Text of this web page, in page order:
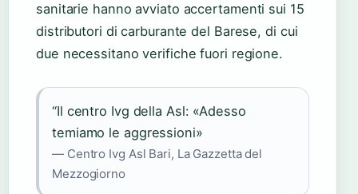
sanitarie hanno avviato accertamenti sui 15
distributori di carburante del Barese, di cui
due necessitano verifiche fuori regione.
“Il centro Ivg della Asl: «Adesso
temiamo le aggressioni»
— Centro Ivg Asl Bari, La Gazzetta del
Mezzogiorno